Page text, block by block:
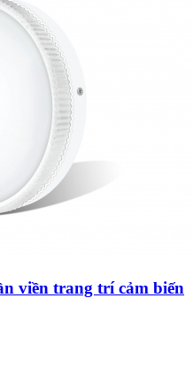
viền trang trí cảm biến